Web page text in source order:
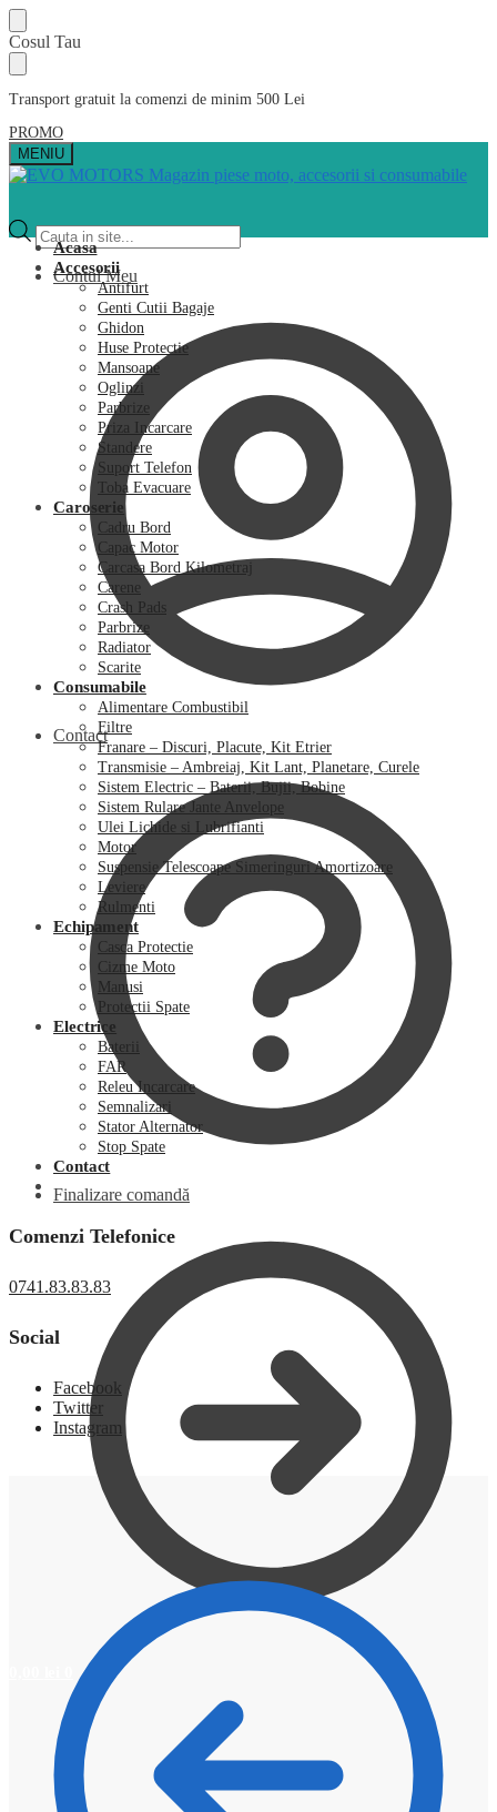
Skip
to
navigation
Skip
to
content
Cosul Tau
Transport gratuit la comenzi de minim 500 Lei
PROMO
MENIU
Products
search
Contul Meu
Contact
Finalizare comandă
Acasa
Accesorii
Antifurt
Genti Cutii Bagaje
Ghidon
Huse Protectie
Mansoane
Oglinzi
Parbrize
Priza Incarcare
Standere
Suport Telefon
Toba Evacuare
Caroserie
Cadru Bord
Capac Motor
Carcasa Bord Kilometraj
Carene
Crash Pads
Parbrize
Radiator
Scarite
Consumabile
Alimentare Combustibil
Filtre
Franare – Discuri, Placute, Kit Etrier
Transmisie – Ambreiaj, Kit Lant, Planetare, Curele
Sistem Electric – Baterii, Bujii, Bobine
Sistem Rulare Jante Anvelope
Ulei Lichide si Lubrifianti
Motor
Suspensie Telescoape Simeringuri Amortizoare
Leviere
Rulmenti
Echipament
Casca Protectie
Cizme Moto
Manusi
Protectii Spate
Electrice
Baterii
FAR
Releu Incarcare
Semnalizari
Stator Alternator
Stop Spate
Contact
Comenzi Telefonice
0741.83.83.83
Social
Facebook
Twitter
Instagram